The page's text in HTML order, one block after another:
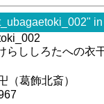
らししろたへの衣
（葛飾北斎）